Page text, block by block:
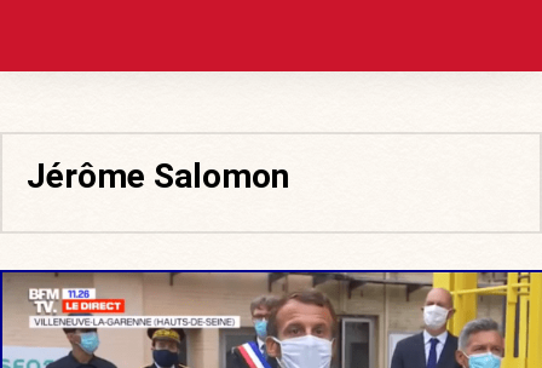
Jérôme Salomon